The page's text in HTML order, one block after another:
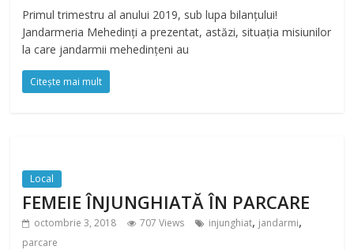
Primul trimestru al anului 2019, sub lupa bilanțului!
Jandarmeria Mehedinți a prezentat, astăzi, situația misiunilor
la care jandarmii mehedințeni au
Citește mai mult
Local
FEMEIE ÎNJUNGHIATĂ ÎN PARCARE
octombrie 3, 2018 707 Views injunghiat, jandarmi,
parcare